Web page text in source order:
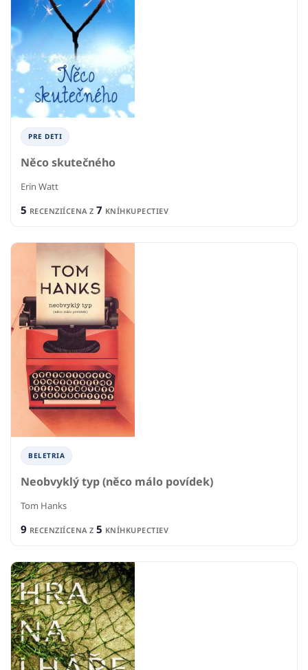
PRE DETI
Něco skutečného
Erin Watt
5 RECENZIÍCENA Z 7 KNÍHKUPECTIEV
BELETRIA
Neobvyklý typ (něco málo povídek)
Tom Hanks
9 RECENZIÍCENA Z 5 KNÍHKUPECTIEV